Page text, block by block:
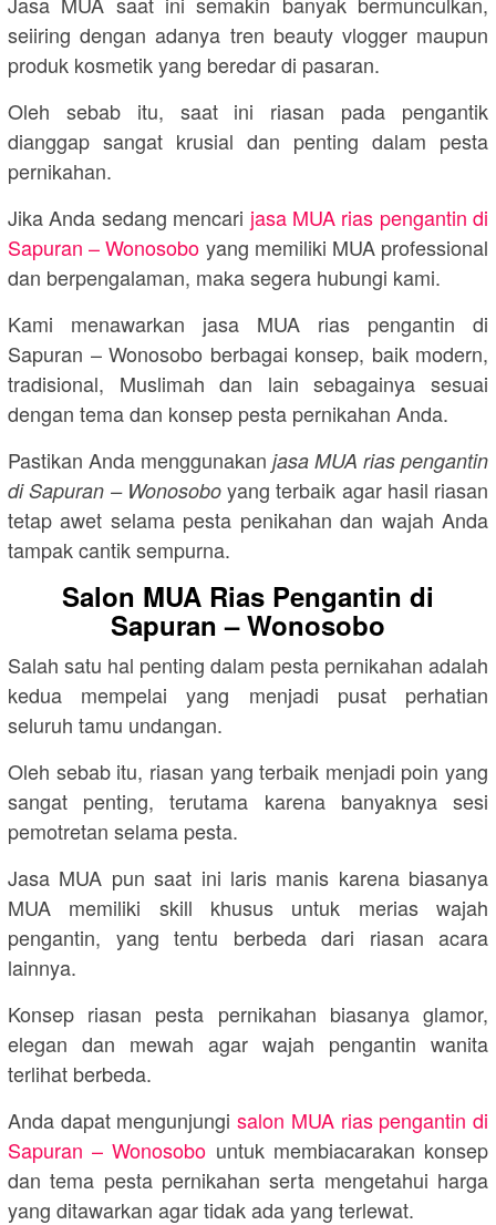
seiiring dengan adanya tren beauty vlogger maupun
produk kosmetik yang beredar di pasaran.
Oleh sebab itu, saat ini riasan pada pengantik
dianggap sangat krusial dan penting dalam pesta
pernikahan.
Jika Anda sedang mencari jasa MUA rias pengantin di
Sapuran – Wonosobo yang memiliki MUA professional
dan berpengalaman, maka segera hubungi kami.
Kami menawarkan jasa MUA rias pengantin di
Sapuran – Wonosobo berbagai konsep, baik modern,
tradisional, Muslimah dan lain sebagainya sesuai
dengan tema dan konsep pesta pernikahan Anda.
Pastikan Anda menggunakan jasa MUA rias pengantin
di Sapuran – Wonosoboyang terbaik agar hasil riasan
tetap awet selama pesta penikahan dan wajah Anda
tampak cantik sempurna.
Salon MUA Rias Pengantin di
Sapuran – Wonosobo
Salah satu hal penting dalam pesta pernikahan adalah
kedua mempelai yang menjadi pusat perhatian
seluruh tamu undangan.
Oleh sebab itu, riasan yang terbaik menjadi poin yang
sangat penting, terutama karena banyaknya sesi
pemotretan selama pesta.
Jasa MUA pun saat ini laris manis karena biasanya
MUA memiliki skill khusus untuk merias wajah
pengantin, yang tentu berbeda dari riasan acara
lainnya.
Konsep riasan pesta pernikahan biasanya glamor,
elegan dan mewah agar wajah pengantin wanita
terlihat berbeda.
Anda dapat mengunjungisalon MUA rias pengantin di
Sapuran – Wonosobo untuk membiacarakan konsep
dan tema pesta pernikahan serta mengetahui harga
yang ditawarkan agar tidak ada yang terlewat.